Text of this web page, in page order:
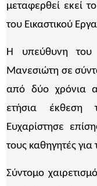
μεταφερθεί εκεί
του Εικαστικού
Η υπεύθυνη του
Μανεσιώτη σε
από δύο χρόνια
ετήσια έκθεση
Ευχαρίστησε
τους καθηγητές
Σύντομο